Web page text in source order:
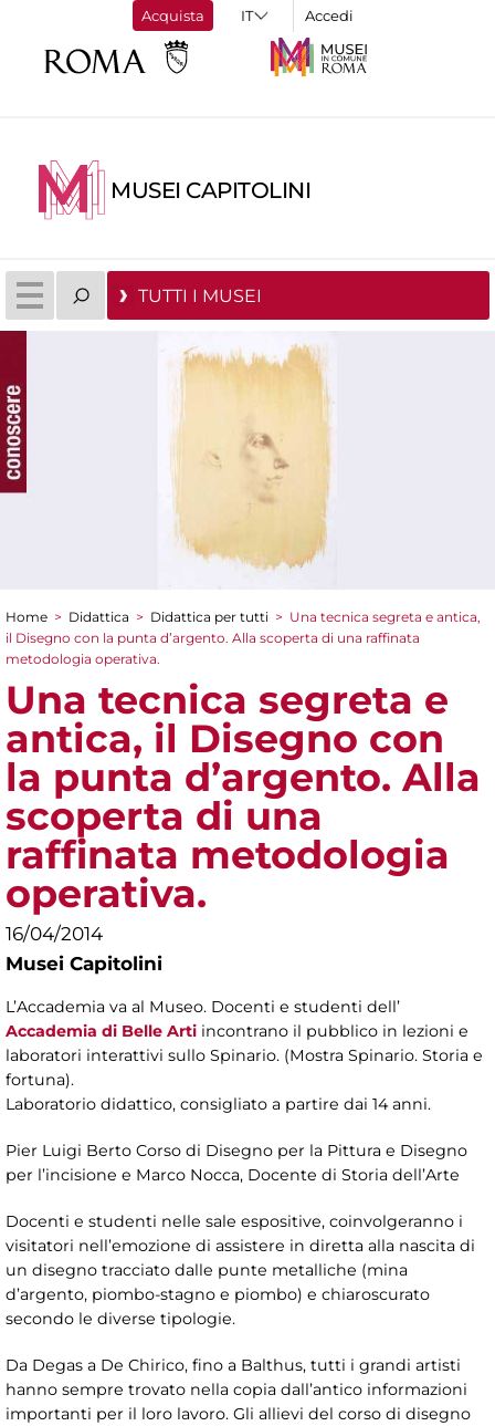
Acquista Accedi
MUSEI CAPITOLINI
TUTTI I MUSEI
Tu sei qui
Home > Didattica > Didattica per tutti > Una tecnica segreta e antica,
il Disegno con la punta d’argento. Alla scoperta di una raffinata
metodologia operativa.
Una tecnica segreta e
antica, il Disegno con
la punta d’argento. Alla
scoperta di una
raffinata metodologia
operativa.
16/04/2014
Musei Capitolini
L’Accademia va al Museo. Docenti e studenti dell’
Accademia di Belle Arti incontrano il pubblico in lezioni e
laboratori interattivi sullo Spinario. (Mostra Spinario. Storia e
fortuna).
Laboratorio didattico, consigliato a partire dai 14 anni.
Pier Luigi Berto Corso di Disegno per la Pittura e Disegno
per l’incisione e Marco Nocca, Docente di Storia dell’Arte
Docenti e studenti nelle sale espositive, coinvolgeranno i
visitatori nell’emozione di assistere in diretta alla nascita di
un disegno tracciato dalle punte metalliche (mina
d’argento, piombo-stagno e piombo) e chiaroscurato
secondo le diverse tipologie.
Da Degas a De Chirico, fino a Balthus, tutti i grandi artisti
hanno sempre trovato nella copia dall’antico informazioni
importanti per il loro lavoro. Gli allievi del corso di disegno